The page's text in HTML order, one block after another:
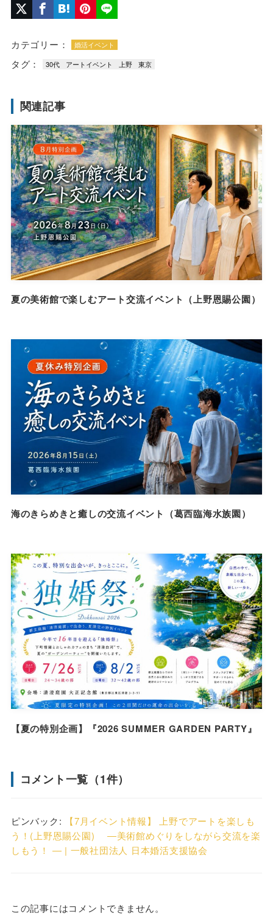
カテゴリー： 婚活イベント
タグ： 30代 アートイベント 上野 東京
関連記事
夏の美術館で楽しむアート交流イベント（上野恩賜公園）
海のきらめきと癒しの交流イベント（葛西臨海水族園）
【夏の特別企画】『2026 SUMMER GARDEN PARTY』
コメント一覧（1件）
ピンバック:
【7月イベント情報】 上野でアートを楽しも
う！(上野恩賜公園) ―美術館めぐりをしながら交流を楽
しもう！ ― | 一般社団法人 日本婚活支援協会
この記事にはコメントできません。